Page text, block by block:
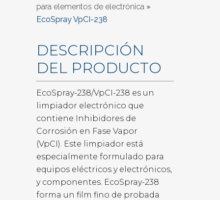
para elementos de electrónica »
EcoSpray VpCI-238
DESCRIPCIÓN
DEL PRODUCTO
EcoSpray-238/VpCI-238 es un
limpiador electrónico que
contiene Inhibidores de
Corrosión en Fase Vapor
(VpCI). Este limpiador está
especialmente formulado para
equipos eléctricos y electrónicos,
y componentes. EcoSpray-238
forma un film fino de probada